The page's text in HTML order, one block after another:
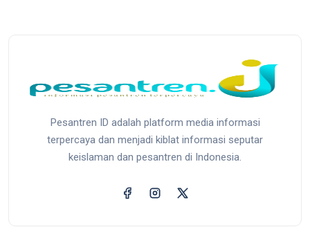
Pesantren ID adalah platform media informasi
terpercaya dan menjadi kiblat informasi seputar
keislaman dan pesantren di Indonesia.